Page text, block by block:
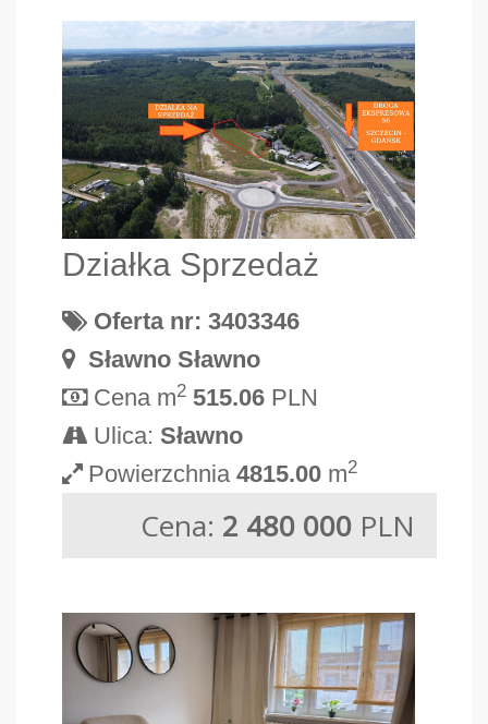
Działka Sprzedaż
Oferta nr: 3403346
Sławno Sławno
Cena m2 515.06 PLN
Ulica: Sławno
Powierzchnia4815.00 m2
Cena: 2 480 000 PLN